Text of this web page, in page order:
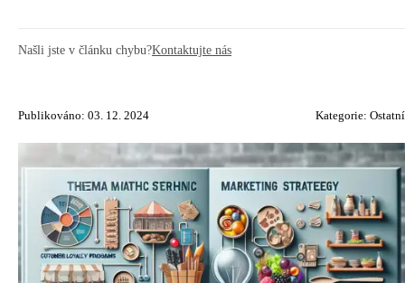
Našli jste v článku chybu?Kontaktujte nás
Publikováno: 03. 12. 2024 Kategorie: Ostatní